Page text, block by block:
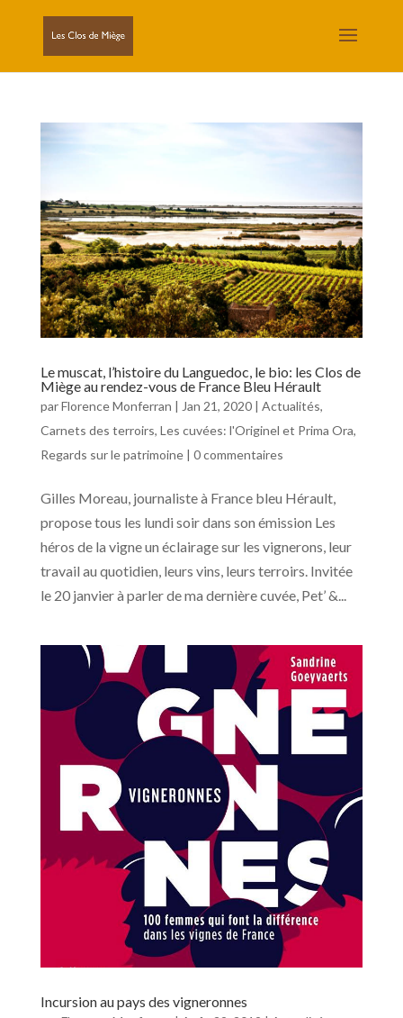
Le muscat, l’histoire du Languedoc, le bio: les Clos de
Miège au rendez-vous de France Bleu Hérault
parFlorence Monferran | Jan 21, 2020| Actualités,
Carnets des terroirs, Les cuvées: l'Originel et Prima Ora,
Regards sur le patrimoine| 0 commentaires
Gilles Moreau, journaliste à France bleu Hérault,
propose tous les lundi soir dans son émission Les
héros de la vigne un éclairage sur les vignerons, leur
travail au quotidien, leurs vins, leurs terroirs. Invitée
le 20 janvier à parler de ma dernière cuvée, Pet’ &...
Incursion au pays des vigneronnes